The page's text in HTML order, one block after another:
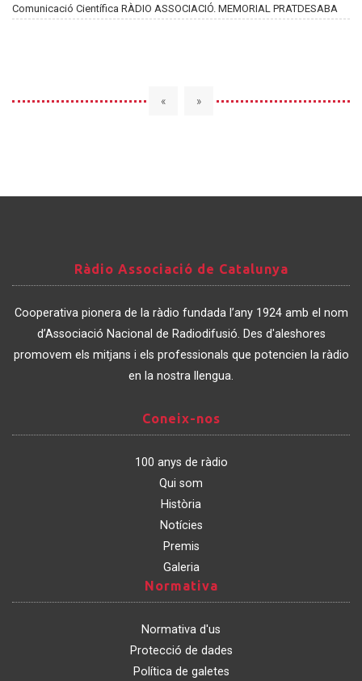
Comunicació Científica RÀDIO ASSOCIACIÓ. MEMORIAL PRATDESABA
« »
Associació
de
Catalunya
Ràdio Associació de Catalunya
Cooperativa pionera de la ràdio fundada l’any 1924 amb el nom
d’Associació Nacional de Radiodifusió. Des d'aleshores
promovem els mitjans i els professionals que potencien la ràdio
en la nostra llengua.
nos
Coneix-nos
100 anys de ràdio
Qui som
Història
Notícies
Premis
Galeria
Normativa
Normativa d'us
Protecció de dades
Política de galetes